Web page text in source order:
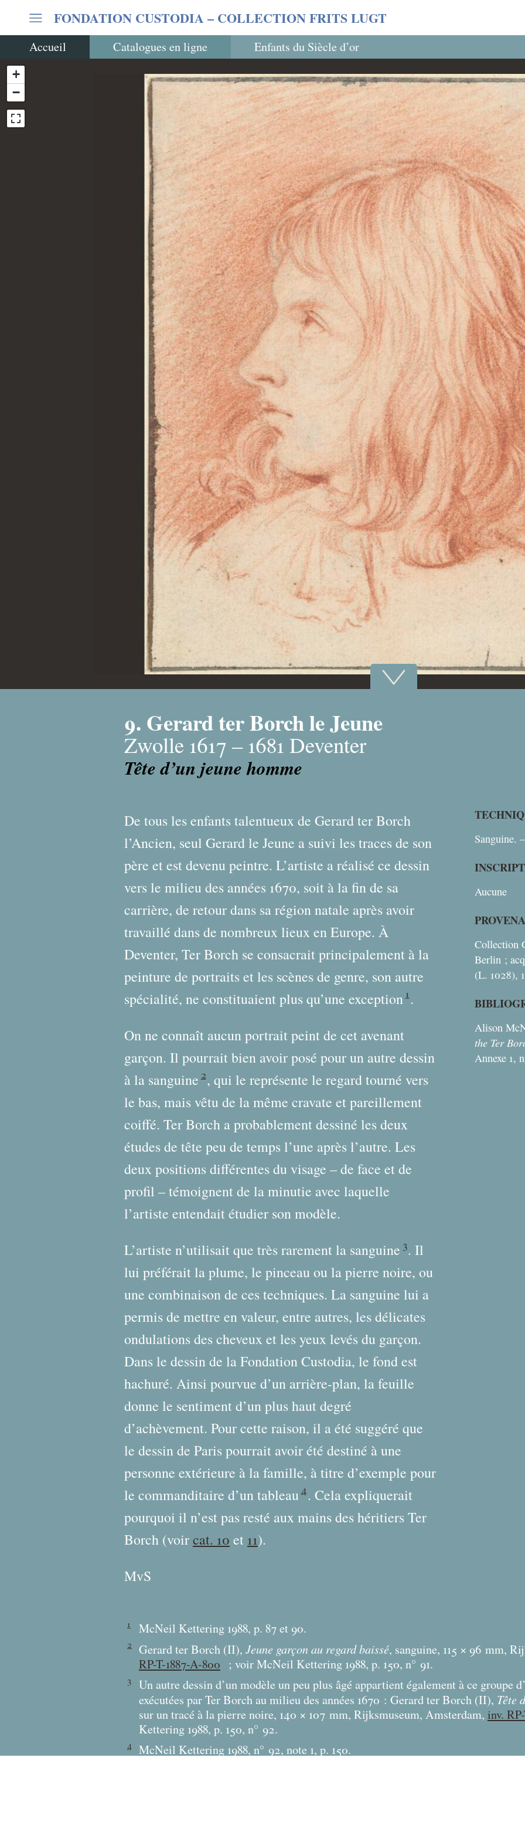
FONDATION CUSTODIA – COLLECTION FRITS LUGT
Accueil Catalogues en ligne Enfants du Siècle d’or
+
−
9. Gerard ter Borch le Jeune
Zwolle 1617 – 1681 Deventer
Tête d’un jeune homme
De tous les enfants talentueux de Gerard ter Borch
l’Ancien, seul Gerard le Jeune a suivi les traces de son
père et est devenu peintre. L’artiste a réalisé ce dessin
vers le milieu des années 1670, soit à la fin de sa
carrière, de retour dans sa région natale après avoir
travaillé dans de nombreux lieux en Europe. À
Deventer, Ter Borch se consacrait principalement à la
peinture de portraits et les scènes de genre, son autre
spécialité, ne constituaient plus qu’une exception 1.
On ne connaît aucun portrait peint de cet avenant
garçon. Il pourrait bien avoir posé pour un autre dessin
à la sanguine 2, qui le représente le regard tourné vers
le bas, mais vêtu de la même cravate et pareillement
coiffé. Ter Borch a probablement dessiné les deux
études de tête peu de temps l’une après l’autre. Les
deux positions différentes du visage – de face et de
profil – témoignent de la minutie avec laquelle
l’artiste entendait étudier son modèle.
L’artiste n’utilisait que très rarement la sanguine 3. Il
lui préférait la plume, le pinceau ou la pierre noire, ou
une combinaison de ces techniques. La sanguine lui a
permis de mettre en valeur, entre autres, les délicates
ondulations des cheveux et les yeux levés du garçon.
Dans le dessin de la Fondation Custodia, le fond est
hachuré. Ainsi pourvue d’un arrière-plan, la feuille
donne le sentiment d’un plus haut degré
d’achèvement. Pour cette raison, il a été suggéré que
le dessin de Paris pourrait avoir été destiné à une
personne extérieure à la famille, à titre d’exemple pour
le commanditaire d’un tableau 4. Cela expliquerait
pourquoi il n’est pas resté aux mains des héritiers Ter
Borch (voircat. 10 et 11).
MvS
Sanguine.
Aucune
Collection
Berlin ;
(L. 1028),
Alison
the Ter
Annexe 1,
1 McNeil Kettering 1988, p. 87 et 90.
2 Gerard ter Borch (II), Jeune garçon au regard baissé, sanguine, 115 × 96 mm,
RP-T-1887-A-800 ; voir McNeil Kettering 1988, p. 150, n° 91.
3
Un autre dessin d’un modèle un peu plus âgé appartient également à ce groupe
exécutées par Ter Borch au milieu des années 1670 : Gerard ter Borch (II), Tête
sur un tracé à la pierre noire, 140 × 107 mm, Rijksmuseum, Amsterdam, inv.
Kettering 1988, p. 150, n° 92.
4 McNeil Kettering 1988, n° 92, note 1, p. 150.